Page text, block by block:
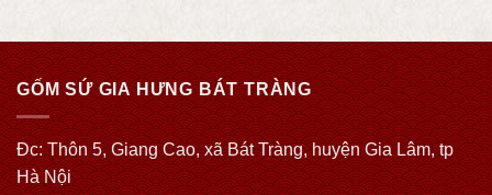
GỐM SỨ GIA HƯNG BÁT TRÀNG
Đc: Thôn 5, Giang Cao, xã Bát Tràng, huyện Gia Lâm, tp
Hà Nội